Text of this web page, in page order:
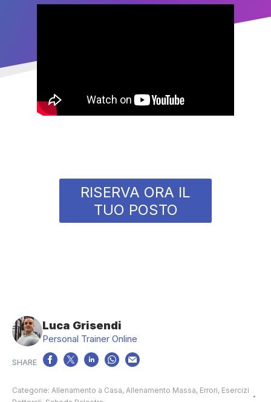
RISERVA ORA IL
TUO POSTO
Luca Grisendi
Personal Trainer Online
Categorie: Allenamento a Casa, Allenamento Massa, Errori, Esercizi